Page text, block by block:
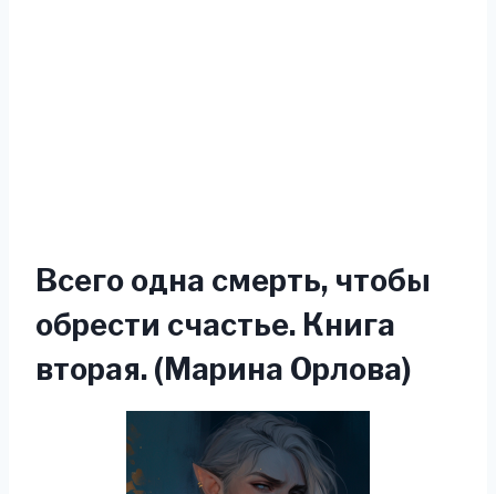
Всего одна смерть, чтобы
обрести счастье. Книга
вторая. (Марина Орлова)